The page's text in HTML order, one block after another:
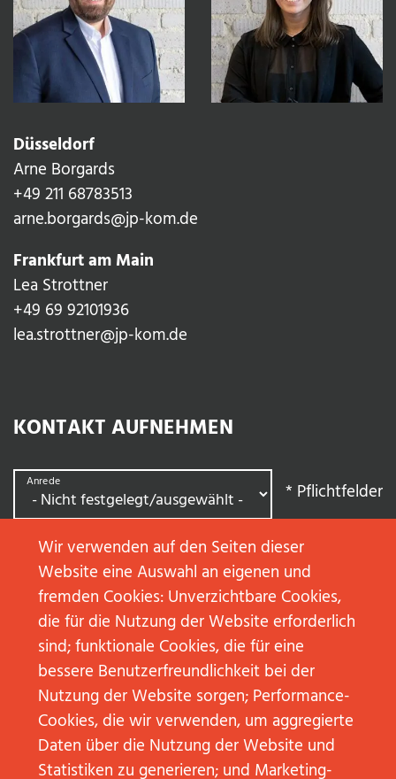
Wir verwenden auf den Seiten dieser
Website eine Auswahl an eigenen und
fremden Cookies: Unverzichtbare Cookies,
die für die Nutzung der Website erforderlich
sind; funktionale Cookies, die für eine
bessere Benutzerfreundlichkeit bei der
Nutzung der Website sorgen; Performance-
Cookies, die wir verwenden, um aggregierte
Daten über die Nutzung der Website und
Statistiken zu generieren; und Marketing-
KONTAKT AUFNEHMEN
Anrede * Pflichtfelder
Vorname*
Nachname*
E-Mail*
Düsseldorf
Arne Borgards
+49 211 68783513‬
arne.borgards@jp-kom.de
Frankfurt am Main
Lea Strottner
+49 69 92101936
lea.strottner@jp-kom.de